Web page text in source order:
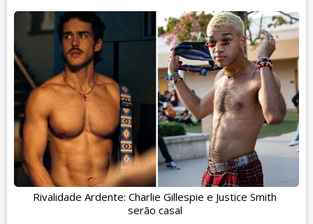
Rivalidade Ardente: Charlie Gillespie e Justice Smith
serão casal